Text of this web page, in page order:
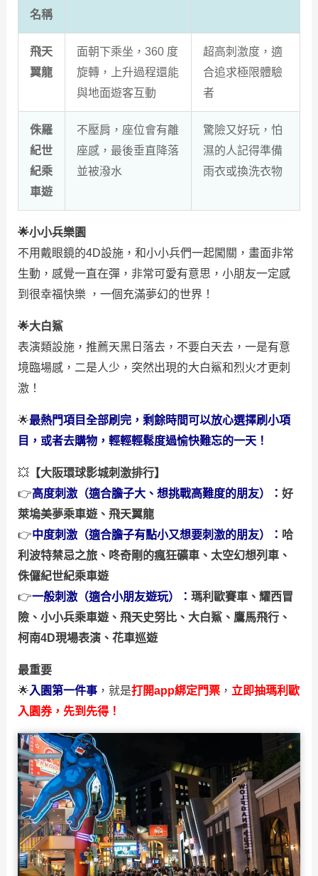
名稱
飛天
翼龍
面朝下乘坐，360 度
旋轉，上升過程還能
與地面遊客互動
超高刺激度，適
合追求極限體驗
者
侏羅
紀世
紀乘
車遊
不壓肩，座位會有離
座感，最後垂直降落
並被潑水
驚險又好玩，怕
濕的人記得準備
雨衣或換洗衣物
🌟小小兵樂園
不用戴眼鏡的4D設施，和小小兵們一起闖關，畫面非常
生動，感覺一直在彈，非常可愛有意思，小朋友一定感
到很幸福快樂 ，一個充滿夢幻的世界！
🌟大白鯊
表演類設施，推薦天黑日落去，不要白天去，一是有意
境臨場感，二是人少，突然出現的大白鯊和烈火才更刺
激！
🌟最熱門項目全部刷完，剩餘時間可以放心選擇刷小項
目，或者去購物，輕輕輕鬆度過愉快難忘的一天！
💥【大阪環球影城刺激排行】
👉高度刺激（適合膽子大、想挑戰高難度的朋友）： 好
萊塢美夢乘車遊、飛天翼龍
👉中度刺激（適合膽子有點小又想要刺激的朋友）： 哈
利波特禁忌之旅、咚奇剛的瘋狂礦車、太空幻想列車、
侏儸紀世紀乘車遊
👉一般刺激（適合小朋友遊玩）： 瑪利歐賽車、耀西冒
險、小小兵乘車遊、飛天史努比、大白鯊、鷹馬飛行、
柯南4D現場表演、花車巡遊
最重要
🌟入園第一件事，就是打開app綁定門票， 立即抽瑪利歐
入園券，先到先得！